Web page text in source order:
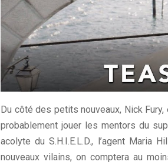
Du côté des petits nouveaux, Nick
probablement jouer les mentors du
acolyte du S.H.I.E.L.D., l’agent Maria
nouveaux vilains, on comptera au